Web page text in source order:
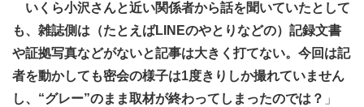
いくら小沢さんと近い関係者から話を聞いていたとして
も、雑誌側は（たとえばLINEのやとりなどの）記録文書
や証拠写真などがないと記事は大きく打てない。今回は記
者を動かしても密会の様子は1度きりしか撮れていません
し、“グレー”のまま取材が終わってしまったのでは？ 」